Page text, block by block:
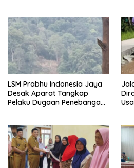
LSM Prabhu Indonesia Jaya
Desak Aparat Tangkap
Pelaku Dugaan Penebangan